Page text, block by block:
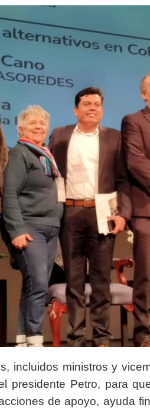
incluidos ministros y
presidente Petro, para
de apoyo, ayuda